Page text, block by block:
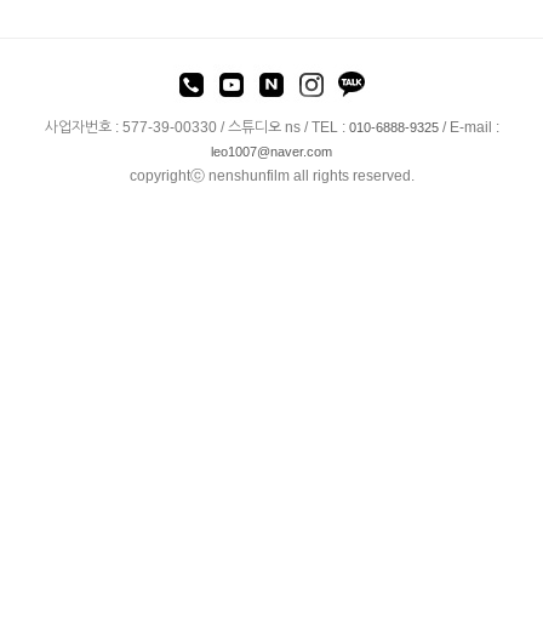
사업자번호 : 577-39-00330 / 스튜디오 ns / TEL : 010-6888-9325/ E-mail :
leo1007@naver.com
copyrightⓒ nenshunfilm all rights reserved.